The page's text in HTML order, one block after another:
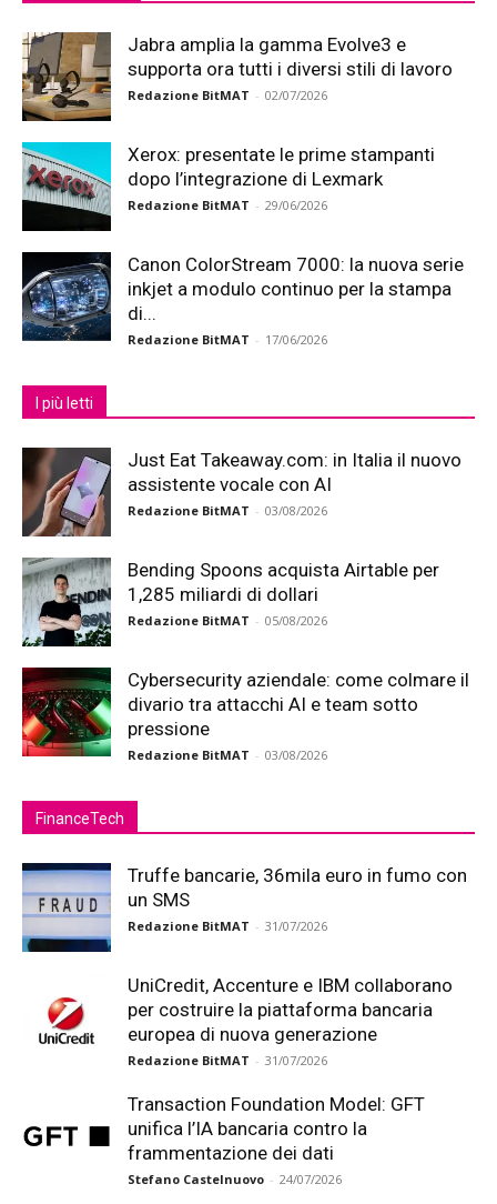
Jabra amplia la gamma Evolve3 e
supporta ora tutti i diversi stili di lavoro
Redazione BitMAT - 02/07/2026
Xerox: presentate le prime stampanti
dopo l’integrazione di Lexmark
Redazione BitMAT - 29/06/2026
Canon ColorStream 7000: la nuova serie
inkjet a modulo continuo per la stampa
di...
Redazione BitMAT - 17/06/2026
I più letti
Just Eat Takeaway.com: in Italia il nuovo
assistente vocale con AI
Redazione BitMAT - 03/08/2026
Bending Spoons acquista Airtable per
1,285 miliardi di dollari
Redazione BitMAT - 05/08/2026
Cybersecurity aziendale: come colmare il
divario tra attacchi AI e team sotto
pressione
Redazione BitMAT - 03/08/2026
FinanceTech
Truffe bancarie, 36mila euro in fumo con
un SMS
Redazione BitMAT - 31/07/2026
UniCredit, Accenture e IBM collaborano
per costruire la piattaforma bancaria
europea di nuova generazione
Redazione BitMAT - 31/07/2026
Transaction Foundation Model: GFT
unifica l’IA bancaria contro la
frammentazione dei dati
Stefano Castelnuovo - 24/07/2026